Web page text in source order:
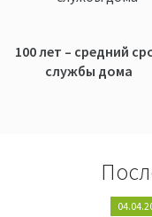
100 лет – средний
службы дома